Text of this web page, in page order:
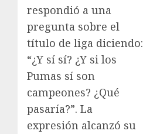
respondió a una
pregunta sobre el
título de liga diciendo:
“¿Y sí sí? ¿Y si los
Pumas sí son
campeones? ¿Qué
pasaría?”. La
expresión alcanzó su